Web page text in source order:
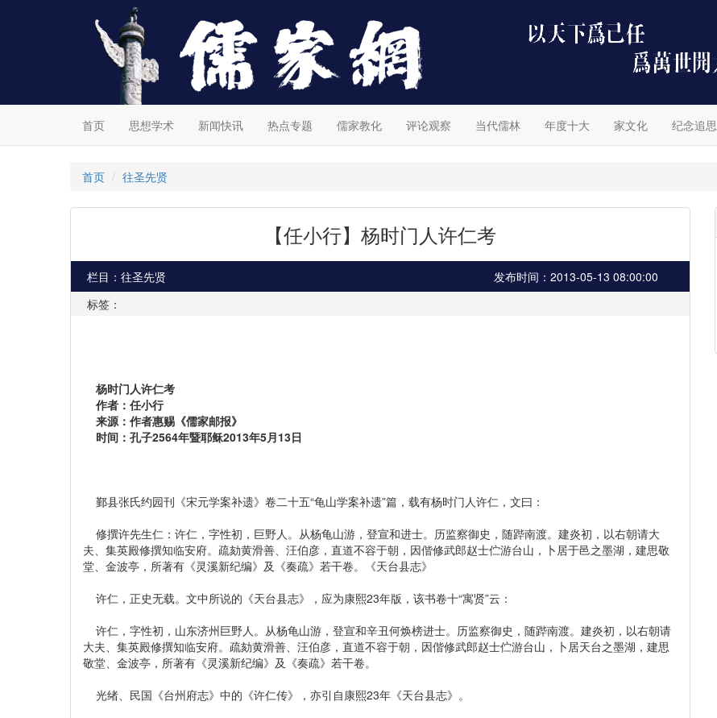
首页 思想学术 新闻快讯 热点专题 儒家教化 评论观察 当代儒林 年度十大 家文化 纪念追思
首页 往圣先贤
【任小行】杨时门人许仁考
栏目：往圣先贤
发布时间：2013-05-13 08:00:00
标签：
杨时门人许仁考
作者：任小行
来源：作者惠赐《儒家邮报》
时间：孔子2564年暨耶稣2013年5月13日
鄞县张氏约园刊《宋元学案补遗》卷二十五“龟山学案补遗”篇，载有杨时门人许仁，文曰：
修撰许先生仁：许仁，字性初，巨野人。从杨龟山游，登宣和进士。历监察御史，随跸南渡。建炎初，以右朝请大
夫、集英殿修撰知临安府。疏劾黄滑善、汪伯彦，直道不容于朝，因偕修武郎赵士伫游台山，卜居于邑之墨湖，建思敬
堂、金波亭，所著有《灵溪新纪编》及《奏疏》若干卷。《天台县志》
许仁，正史无载。文中所说的《天台县志》，应为康熙23年版，该书卷十“寓贤”云：
许仁，字性初，山东济州巨野人。从杨龟山游，登宣和辛丑何焕榜进士。历监察御史，随跸南渡。建炎初，以右朝请
大夫、集英殿修撰知临安府。疏劾黄滑善、汪伯彦，直道不容于朝，因偕修武郎赵士伫游台山，卜居天台之墨湖，建思
敬堂、金波亭，所著有《灵溪新纪编》及《奏疏》若干卷。
光绪、民国《台州府志》中的《许仁传》，亦引自康熙23年《天台县志》。